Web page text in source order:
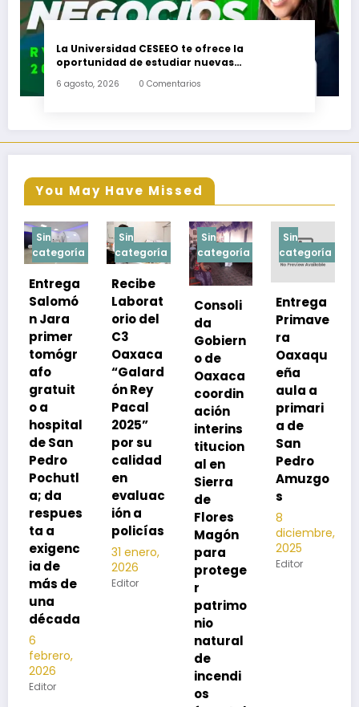
La Universidad CESEEO te ofrece la
oportunidad de estudiar nuevas
Escondido, Ixtepec y en la Matriz Juchitán.
6 agosto, 2026 0 Comentarios
You May Have Missed
Sin
categoría
Recibe
Laborat
orio del
C3
Oaxaca
“Galard
ón Rey
Pacal
2025”
por su
calidad
en
evaluac
ión a
policías
31 enero,
2026
Editor
Sin
categoría
Consoli
da
Gobiern
o de
Oaxaca
coordin
ación
interins
titucion
al en
Sierra
de
Flores
Magón
para
protege
r
Sin
categoría
Entrega
Primave
ra
Oaxaqu
eña
aula a
primari
a de
San
Pedro
Amuzgo
s
8
diciembre,
2025
Editor
Sin
categoría
Exhorta
SSO a
vacuna
rse de
neumoc
oco
para
preveni
r la
neumon
ía
2025
Editor